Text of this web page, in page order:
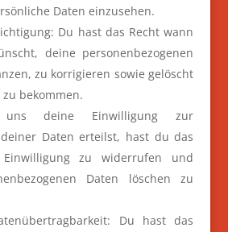
Daten einzusehen.
Du hast das Recht wann
deine personenbezogenen
zu korrigieren sowie gelöscht
bekommen.
deine Einwilligung zur
Daten erteilst, hast du das
zu widerrufen und
Daten löschen zu
Du hast das